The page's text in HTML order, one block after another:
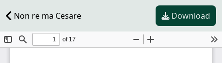
Non re ma Cesare Download